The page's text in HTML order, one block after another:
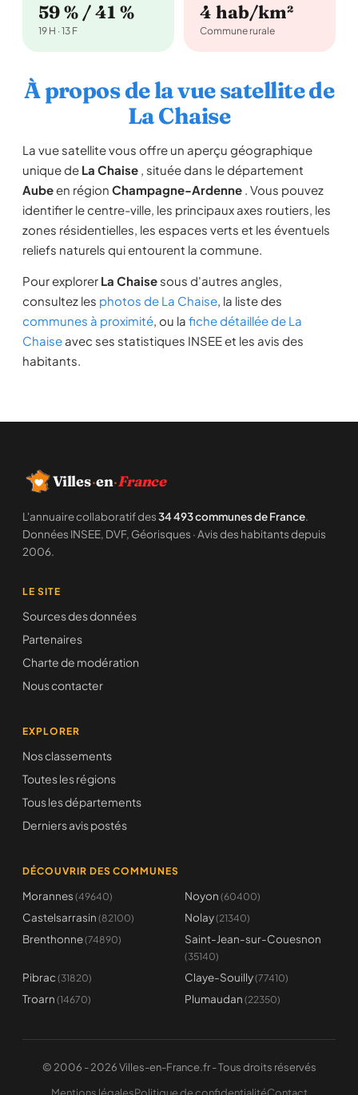
59 % / 41 %
19 H · 13 F
4 hab/km²
Commune rurale
À propos de la vue satellite de
La Chaise
La vue satellite vous offre un aperçu géographique
unique de La Chaise , située dans le département
Aubeen région Champagne-Ardenne . Vous pouvez
identifier le centre-ville, les principaux axes routiers, les
zones résidentielles, les espaces verts et les éventuels
reliefs naturels qui entourent la commune.
Pour explorer La Chaise sous d'autres angles,
consultez les photos de La Chaise, la liste des
communes à proximité, ou la fiche détaillée de La
Chaise avec ses statistiques INSEE et les avis des
habitants.
Villes·en·France
L'annuaire collaboratif des34 493 communes de France.
Données INSEE, DVF, Géorisques · Avis des habitants depuis
2006.
LE SITE
Sources des données
Partenaires
Charte de modération
Nous contacter
EXPLORER
Nos classements
Toutes les régions
Tous les départements
Derniers avis postés
DÉCOUVRIR DES COMMUNES
Morannes (49640) Noyon (60400)
Castelsarrasin (82100) Nolay(21340)
Brenthonne(74890) Saint-Jean-sur-Couesnon
(35140)
Pibrac (31820) Claye-Souilly(77410)
Troarn (14670) Plumaudan (22350)
© 2006 - 2026 Villes-en-France.fr - Tous droits réservés